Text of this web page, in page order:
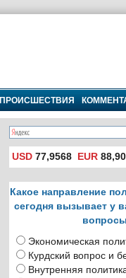
ПРОИСШЕСТВИЯ
USD 77,9568 EUR
Какое направление
сегодня вызывает у
Экономическая
Курдский вопрос и
Внутренняя